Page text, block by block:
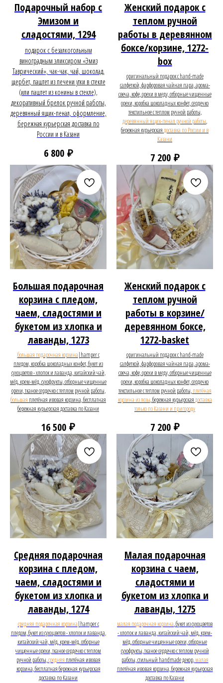
Подарочный набор с
Эмизом и
сладостями, 1294
подарок с безалкогольным
виноградным эликсиром «Эмиз
Таврический», чак-чак, чай, шоколад,
щербет, паштет из печени утки в стекле
(или паштет из конины в стекле),
декоративный брелок ручной работы,
деревянный ящик-пенал, оформление,
бережная курьерская доставка по
России и в Казани
6 800 ₽
Женский подарок с
теплом ручной
работы в деревянном
боксе/корзине, 1272-
box
оригинальный подарок с hand-made
салфеткой, фарфоровая чайная пара, арома-
свеча, кофе, орехи в меду, отборные чищенные
орехи, коробка шоколадных конфет, сердечко
текстильное с теплом ручной работы,
деревянный ящик-пенал ручной работы,
бережная курьерскаядоставка по России и в
Казани
7 200 ₽
Большая подарочная
корзина с пледом,
чаем, сладостями и
букетом из хлопка и
лаванды, 1273
большая подарочная корзина|hamper с
пледом, коробка шоколадных конфет, букет из
сухоцветов - хлопок и лаванда, китайский чай,
мёд, крем-мёд, сухофрукты, отборные чищенные
орехи, тканое сердечко с теплом ручной работы,
большая плетёная ивовая корзина, бесплатная
бережная курьерская доставка по Казани
16 500 ₽
Женский подарок с
теплом ручной
работы в корзине/
деревянном боксе,
1272-basket
оригинальный подарок с hand-made
салфеткой, фарфоровая чайная пара, арома-
свеча, кофе, орехи в меду, отборные чищенные
орехи, коробка шоколадных конфет, сердечко
текстильное с теплом ручной работы,плетёная
корзина из лозы, бережная курьерскаядоставка
только по Казани и пригороду
7 200 ₽
Средняя подарочная
корзина с пледом,
чаем, сладостями и
букетом из хлопка и
лаванды, 1274
средняя подарочная корзина|hamper с
пледом, букет из сухоцветов - хлопок и лаванда,
китайский чай, мёд, крем-мёд, отборные
чищенные орехи, тканое сердечко с теплом
ручной работы,средняя плетёная ивовая
корзина, бесплатная бережная курьерская
доставка по Казани
Малая подарочная
корзина с чаем,
сладостями и
букетом из хлопка и
лаванды, 1275
малая подарочная корзина, букет из сухоцветов
- хлопок и лаванда, китайский чай, мёд, крем-
мёд, отборные чищенные орехи, отборные
сухофрукты, тканое сердечко с теплом ручной
работы, стильный handmade декор,малая
плетёная ивовая корзина, бережная курьерская
доставка по Казани